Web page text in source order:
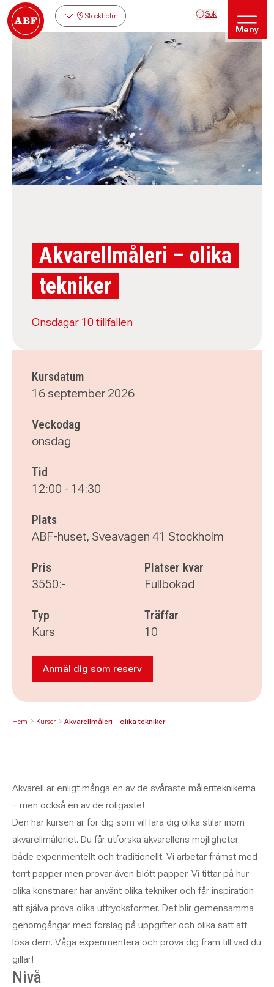
Stockholm Sök
Meny
Akvarellmåleri – olika
tekniker
Onsdagar 10 tillfällen
Kursdatum
16 september 2026
Veckodag
onsdag
Tid
12:00 - 14:30
Plats
ABF-huset, Sveavägen 41 Stockholm
Pris
3550:-
Platser kvar
Fullbokad
Typ
Kurs
Träffar
10
Anmäl dig som reserv till Akvarellmåleri
Anmäl dig som reserv
Hem Kurser Akvarellmåleri – olika tekniker
Akvarell är enligt många en av de svåraste måleriteknikerna
– men också en av de roligaste!
Den här kursen är för dig som vill lära dig olika stilar inom
akvarellmåleriet. Du får utforska akvarellens möjligheter
både experimentellt och traditionellt. Vi arbetar främst med
torrt papper men provar även blött papper. Vi tittar på hur
olika konstnärer har använt olika tekniker och får inspiration
att själva prova olika uttrycksformer. Det blir gemensamma
genomgångar med förslag på uppgifter och olika sätt att
lösa dem. Våga experimentera och prova dig fram till vad du
gillar!
Nivå